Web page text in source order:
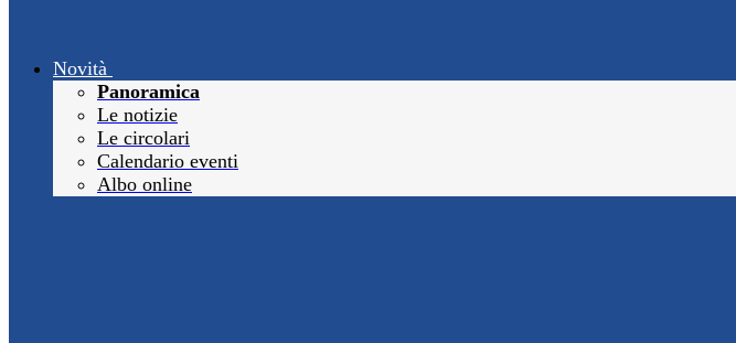
Novità
Panoramica
Le notizie
Le circolari
Calendario eventi
Albo online